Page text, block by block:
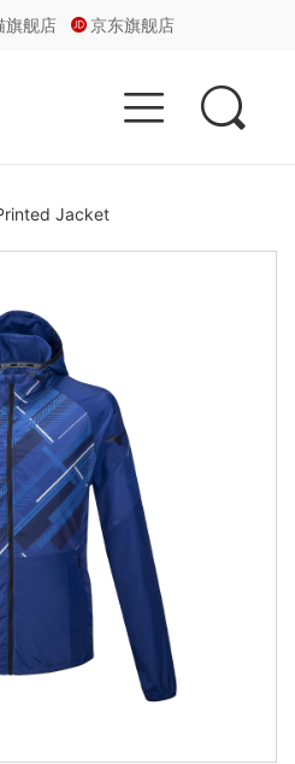
旗舰店 京东旗舰店
 
Jacket